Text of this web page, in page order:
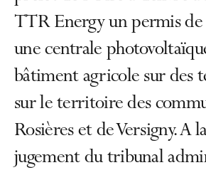
TTR Energy un permis
une centrale
bâtiment agricole sur des
sur le territoire des
Rosières et de Versigny. A
jugement du tribunal